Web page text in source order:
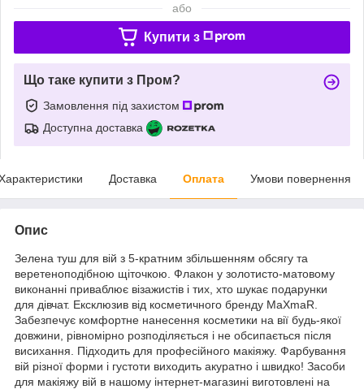
або
Купити з
Що таке купити з Пром?
Замовлення під захистом
Доступна доставка
Доставка Оплата Умови повернення
Опис
Зелена туш для вій з 5-кратним збільшенням обсягу та
веретеноподібною щіточкою. Флакон у золотисто-матовому
виконанні приваблює візажистів і тих, хто шукає подарунки
для дівчат. Ексклюзив від косметичного бренду MaXmaR.
Забезпечує комфортне нанесення косметики на вії будь-якої
довжини, рівномірно розподіляється і не обсипається після
висихання. Підходить для професійного макіяжу. Фарбування
вій різної форми і густоти виходить акуратно і швидко! Засоби
для макіяжу вій в нашому інтернет-магазині виготовлені на